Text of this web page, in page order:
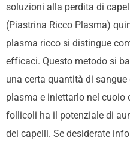
soluzioni alla perdita di
(Piastrina Ricco Plasma)
plasma ricco si distingue
efficaci. Questo metodo si
una certa quantità di sangue
plasma e iniettarlo nel cuoio
follicoli ha il potenziale di
dei capelli. Se desiderate